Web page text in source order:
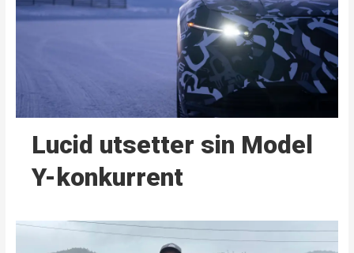
Lucid utsetter sin Model
Y-konkurrent